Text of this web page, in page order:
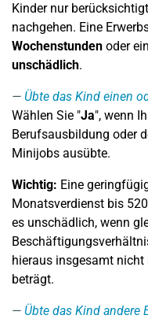
Kinder nur
nachgehen. Eine
Wochenstunden oder
unschädlich.
Übte das Kind einen
Wählen Sie "Ja", wenn
Berufsausbildung oder
Minijobs ausübte.
Wichtig: Eine
Monatsverdienst bis
es unschädlich, wenn
hieraus insgesamt
beträgt.
Übte das Kind andere